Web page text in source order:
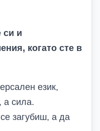
си и
когато сте в
език,
а сила.
загубиш, а да